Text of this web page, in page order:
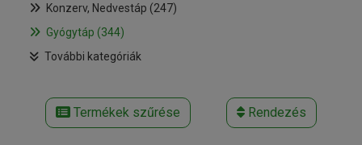
Konzerv, Nedvestáp (247)
Gyógytáp (344)
További kategóriák
Termékek szűrése Rendezés